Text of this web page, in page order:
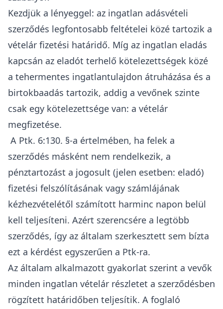
Kezdjük a lényeggel: az ingatlan adásvételi
szerződés legfontosabb feltételei közé tartozik a
vételár fizetési határidő. Míg az ingatlan eladás
kapcsán az eladót terhelő kötelezettségek közé
a tehermentes ingatlantulajdon átruházása és a
birtokbaadás tartozik, addig a vevőnek szinte
csak egy kötelezettsége van: a vételár
megfizetése.
A Ptk. 6:130. §-a értelmében, ha felek a
szerződés másként nem rendelkezik, a
pénztartozást a jogosult (jelen esetben: eladó)
fizetési felszólításának vagy számlájának
kézhezvételétől számított harminc napon belül
kell teljesíteni. Azért szerencsére a legtöbb
szerződés, így az általam szerkesztett sem bízta
ezt a kérdést egyszerűen a Ptk-ra.
Az általam alkalmazott gyakorlat szerint a vevők
minden ingatlan vételár részletet a szerződésben
rögzített határidőben teljesítik. A foglaló